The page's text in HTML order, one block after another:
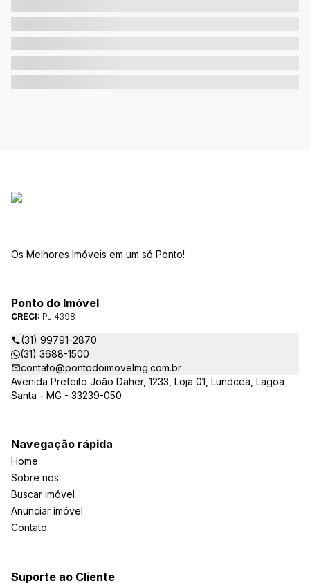
Os Melhores Imóveis em um só Ponto!
Ponto do Imóvel
CRECI: PJ 4398
(31) 99791-2870
(31) 3688-1500
contato@pontodoimovelmg.com.br
Avenida Prefeito João Daher, 1233, Loja 01, Lundcea, Lagoa
Santa - MG - 33239-050
Navegação rápida
Home
Sobre nós
Buscar imóvel
Anunciar imóvel
Contato
Suporte ao Cliente